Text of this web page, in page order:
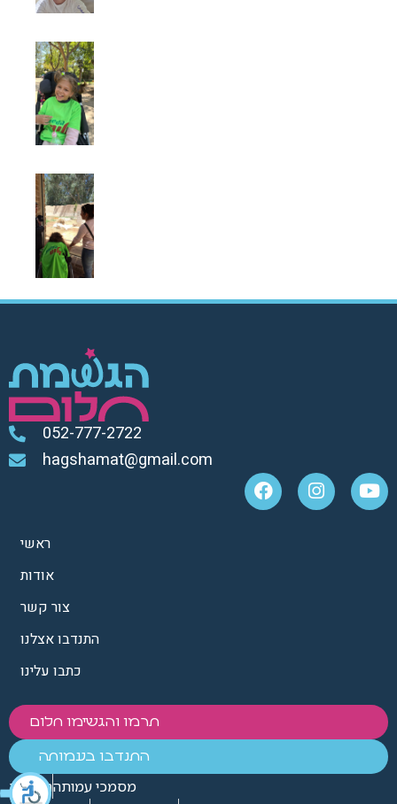
052-777-2722
hagshamat@gmail.com
ראשי
אודות
צור קשר
התנדבו אצלנו
כתבו עלינו
תרמו והגשימו חלום
התנדבו בעמותה
הנצחותמסמכי עמותה